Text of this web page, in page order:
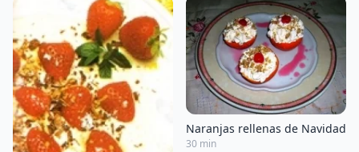
Naranjas rellenas de Navidad
30 min